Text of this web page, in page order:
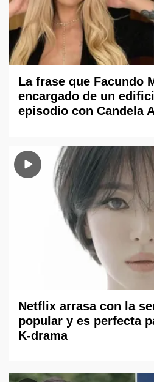
La frase que Facundo
encargado de un
episodio con Candela
Netflix arrasa con la
popular y es perfecta
K-drama